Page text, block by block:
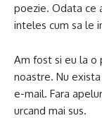
poezie. Odata ce
inteles cum sa le
Am fost si eu la o
noastre. Nu
e-mail. Fara
urcand mai sus.